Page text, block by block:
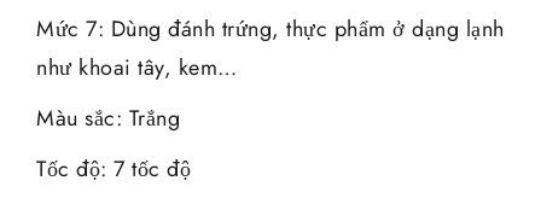
Mức 7: Dùng đánh trứng, thực phẩm ở dạng lạnh
như khoai tây, kem…
Màu sắc: Trắng
Tốc độ: 7 tốc độ